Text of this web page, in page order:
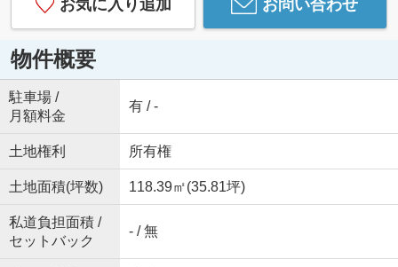
お気に入り追加 お問い合わせ
物件概要
駐車場 /
月額料金
有 / -
土地権利 所有権
土地面積(坪数) 118.39㎡(35.81坪)
私道負担面積 /
セットバック
- / 無